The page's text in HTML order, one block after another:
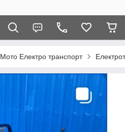
Мото Електро транспорт